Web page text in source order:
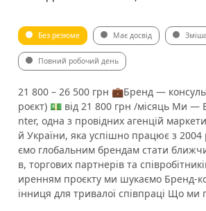
Без резюме Має досвід
Повний робочий день
21 800 – 26 500 грн 💼Бренд —
роєкт) 💵 від 21 800 грн /місяць Ми —
nter, одна з провідних агенцій
й України, яка успішно працює з
ємо глобальним брендам стати
в, торгових партнерів та
иренням проєкту ми шукаємо Бренд-
інниця для тривалої співпраці Що ми